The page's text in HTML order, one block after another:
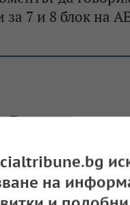
7 и 8 блок на
е
и и 8-и блок на
на